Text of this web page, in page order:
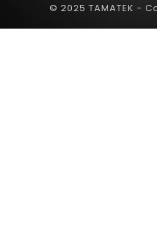
© 2025 TAMATEK -